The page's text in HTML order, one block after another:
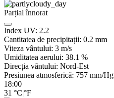
Parțial înnorat
Index UV: 2.2
Cantitatea de precipitații: 0.2 mm
Viteza vântului: 3 m/s
Umiditatea aerului: 38.1 %
Direcția vântului: Nord-Est
Presiunea atmosferică: 757 mm/Hg
18:00
31 °C|°F